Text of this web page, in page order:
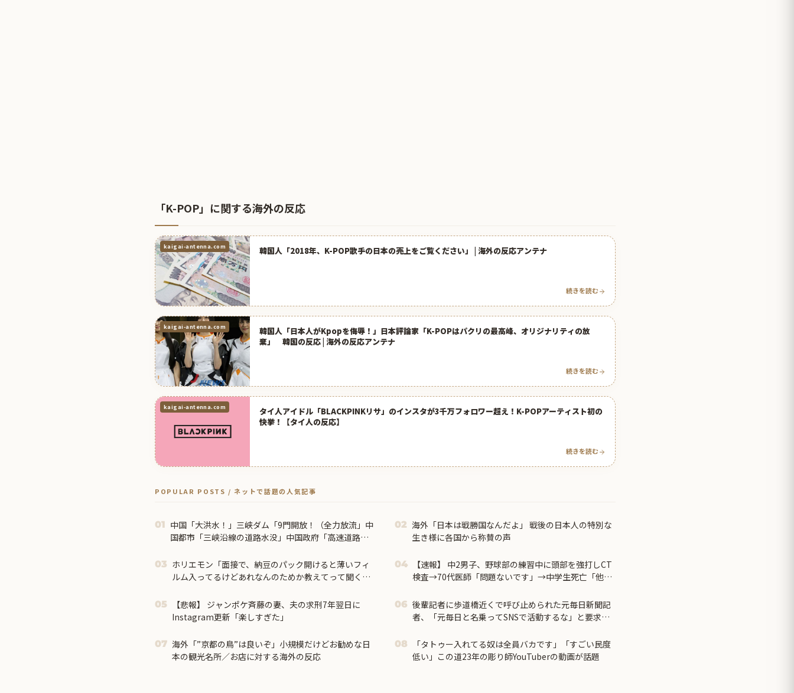
「K-POP」に関する海外の反応
kaigai-antenna.com 韓国人「2018年、K-POP歌手の日本の売上をご覧ください」 | 海外の反応アンテナ
続きを読む
kaigai-antenna.com
韓国人「日本人がKpopを侮辱！」日本評論家「K-POPはパクリの最高峰、オリジナリティの放
棄」 韓国の反応 | 海外の反応アンテナ
続きを読む
kaigai-antenna.com
タイ人アイドル「BLACKPINKリサ」のインスタが3千万フォロワー超え！K-POPアーティスト初の
快挙！【タイ人の反応】
続きを読む
POPULAR POSTS / ネットで話題の人気記事
01 中国「大洪水！」三峡ダム「9門開放！（全力放流」中
国都市「三峡沿線の道路水没」中国政府「高速道路封
発生」→
02 海外「日本は戦勝国なんだよ」 戦後の日本人の特別な
生き様に各国から称賛の声
03 ホリエモン「面接で、納豆のパック開けると薄いフィ
ルム入ってるけどあれなんのためか教えてって聞くわ
04
【速報】 中2男子、野球部の練習中に頭部を強打しCT
検査→70代医師「問題ないです」→中学生死亡「他人
05
【悲報】 ジャンポケ斉藤の妻、夫の求刑7年翌日に
Instagram更新「楽しすぎた」
06 後輩記者に歩道橋近くで呼び止められた元毎日新聞記
者、「元毎日と名乗ってSNSで活動するな」と要求さ
07 海外「”京都の鳥”は良いぞ」小規模だけどお勧めな日
本の観光名所／お店に対する海外の反応
08
「タトゥー入れてる奴は全員バカです」「すごい民度
低い」この道23年の彫り師YouTuberの動画が話題